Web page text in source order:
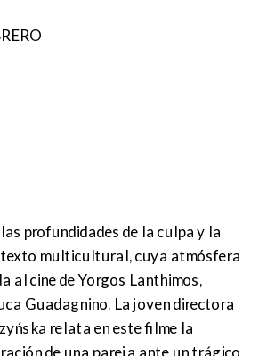
profundidades de la culpa y la
multicultural, cuya atmósfera
al cine de Yorgos Lanthimos,
Guadagnino. La joven directora
relata en este filme la
de una pareja ante un trágico